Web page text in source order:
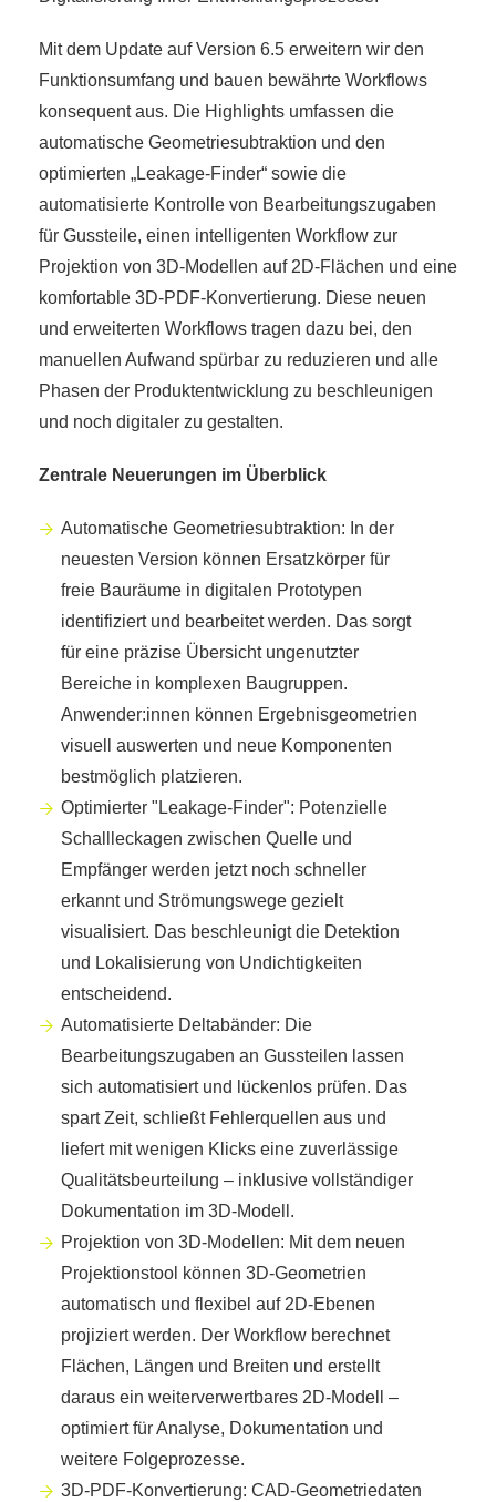
Mit dem Update auf Version 6.5 erweitern wir den
Funktionsumfang und bauen bewährte Workflows
konsequent aus. Die Highlights umfassen die
automatische Geometriesubtraktion und den
optimierten „Leakage-Finder“ sowie die
automatisierte Kontrolle von Bearbeitungszugaben
für Gussteile, einen intelligenten Workflow zur
Projektion von 3D-Modellen auf 2D-Flächen und eine
komfortable 3D-PDF-Konvertierung. Diese neuen
und erweiterten Workflows tragen dazu bei, den
manuellen Aufwand spürbar zu reduzieren und alle
Phasen der Produktentwicklung zu beschleunigen
und noch digitaler zu gestalten.
Zentrale Neuerungen im Überblick
Automatische Geometriesubtraktion: In der
neuesten Version können Ersatzkörper für
freie Bauräume in digitalen Prototypen
identifiziert und bearbeitet werden. Das sorgt
für eine präzise Übersicht ungenutzter
Bereiche in komplexen Baugruppen.
Anwender:innen können Ergebnisgeometrien
visuell auswerten und neue Komponenten
bestmöglich platzieren.
Optimierter "Leakage-Finder": Potenzielle
Schallleckagen zwischen Quelle und
Empfänger werden jetzt noch schneller
erkannt und Strömungswege gezielt
visualisiert. Das beschleunigt die Detektion
und Lokalisierung von Undichtigkeiten
entscheidend.
Automatisierte Deltabänder: Die
Bearbeitungszugaben an Gussteilen lassen
sich automatisiert und lückenlos prüfen. Das
spart Zeit, schließt Fehlerquellen aus und
liefert mit wenigen Klicks eine zuverlässige
Qualitätsbeurteilung – inklusive vollständiger
Dokumentation im 3D-Modell.
Projektion von 3D-Modellen: Mit dem neuen
Projektionstool können 3D-Geometrien
automatisch und flexibel auf 2D-Ebenen
projiziert werden. Der Workflow berechnet
Flächen, Längen und Breiten und erstellt
daraus ein weiterverwertbares 2D-Modell –
optimiert für Analyse, Dokumentation und
weitere Folgeprozesse.
3D-PDF-Konvertierung: CAD-Geometriedaten